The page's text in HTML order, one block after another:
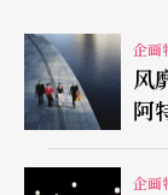
企画
风
阿
场
企画